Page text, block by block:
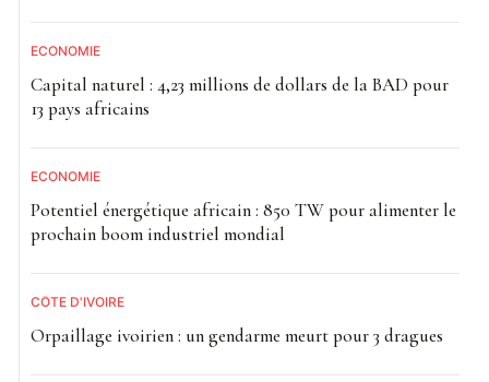
ECONOMIE
Capital naturel : 4,23 millions de dollars de la BAD pour
13 pays africains
ECONOMIE
Potentiel énergétique africain : 850 TW pour alimenter le
prochain boom industriel mondial
CÔTE D'IVOIRE
Orpaillage ivoirien : un gendarme meurt pour 3 dragues